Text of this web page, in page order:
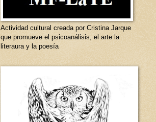
Actividad cultural creada por Cristina Jarque
que promueve el psicoanálisis, el arte la
literaura y la poesía